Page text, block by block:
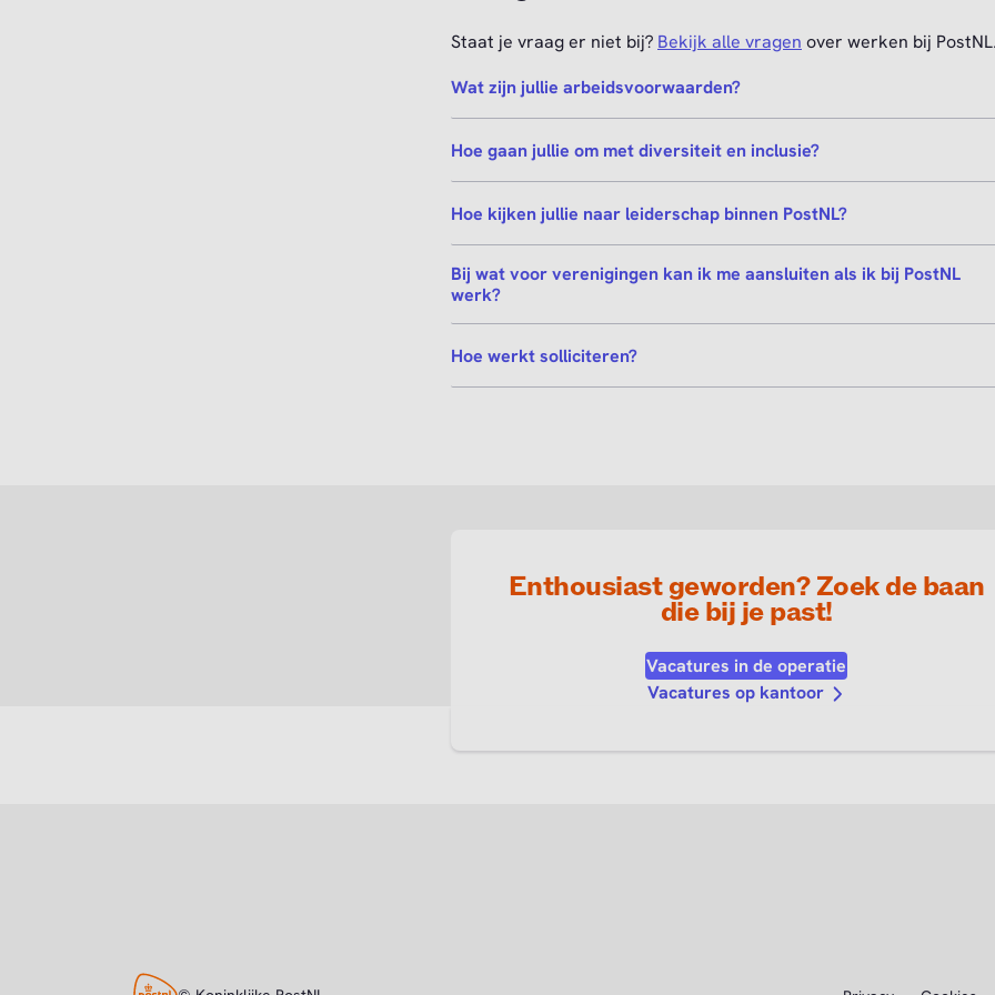
Staat je vraag er niet bij? Bekijk alle vragen over werken bij
Wat zijn jullie arbeidsvoorwaarden?
Hoe gaan jullie om met diversiteit en inclusie?
Hoe kijken jullie naar leiderschap binnen PostNL?
Bij wat voor verenigingen kan ik me aansluiten als ik bij PostNL
werk?
Hoe werkt solliciteren?
Enthousiast geworden? Zoek de baan
die bij je past!
Vacatures in de operatie
Vacatures op kantoor